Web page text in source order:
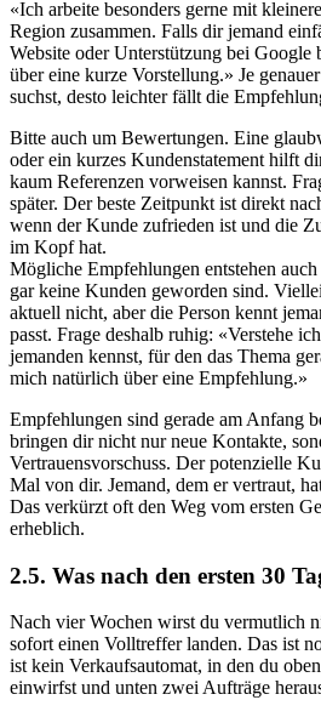
«Ich arbeite besonders gerne mit
Region zusammen. Falls dir jemand
Website oder Unterstützung bei Google
über eine kurze Vorstellung.» Je
suchst, desto leichter fällt die
Bitte auch um Bewertungen. Eine
oder ein kurzes Kundenstatement hilft
kaum Referenzen vorweisen kannst.
später. Der beste Zeitpunkt ist direkt
wenn der Kunde zufrieden ist und die
im Kopf hat.
Mögliche Empfehlungen entstehen
gar keine Kunden geworden sind.
aktuell nicht, aber die Person kennt
passt. Frage deshalb ruhig: «Verstehe
jemanden kennst, für den das Thema
mich natürlich über eine Empfehlung.»
Empfehlungen sind gerade am Anfang
bringen dir nicht nur neue Kontakte,
Vertrauensvorschuss. Der potenzielle
Mal von dir. Jemand, dem er vertraut,
Das verkürzt oft den Weg vom ersten
erheblich.
2.5. Was nach den ersten 30
Nach vier Wochen wirst du vermutlich
sofort einen Volltreffer landen. Das ist
ist kein Verkaufsautomat, in den du
einwirfst und unten zwei Aufträge